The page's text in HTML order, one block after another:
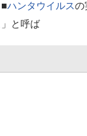
■ハンタウイルスの
」と呼ば